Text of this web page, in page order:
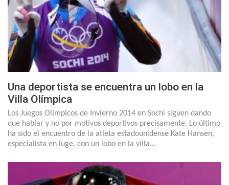
Una deportista se encuentra un lobo en la
Villa Olímpica
Los Juegos Olímpicos de Invierno 2014 en Sochi siguen dando
que hablar y no por motivos deportivos precisamente. Lo último
ha sido el encuentro de la atleta estadounidense Kate Hansen,
especialista en luge, con un lobo en la villa…